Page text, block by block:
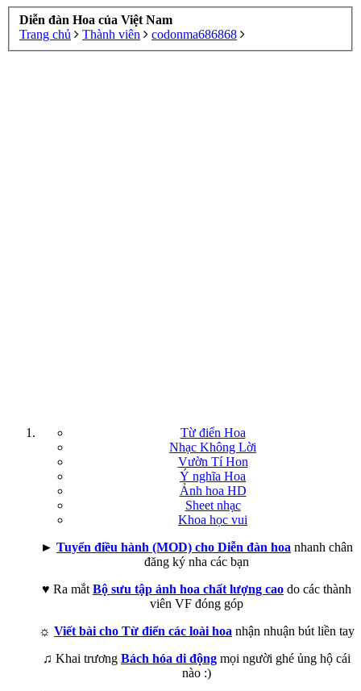
Diễn đàn Hoa của Việt Nam
Trang chủ
Thành viên codonma686868
Từ điển Hoa
Nhạc Không Lời
Vườn Tí Hon
Ý nghĩa Hoa
Ảnh hoa HD
Sheet nhạc
Khoa học vui
► Tuyển điều hành (MOD) cho Diễn đàn hoa nhanh chân
đăng ký nha các bạn
♥ Ra mắt Bộ sưu tập ảnh hoa chất lượng cao do các thành
viên VF đóng góp
☼ Viết bài cho Từ điển các loài hoa nhận nhuận bút liền tay
♫ Khai trương Bách hóa di động mọi người ghé ủng hộ cái
nào :)